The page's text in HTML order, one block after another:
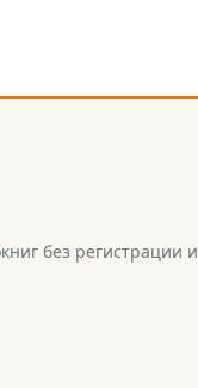
без регистрации и